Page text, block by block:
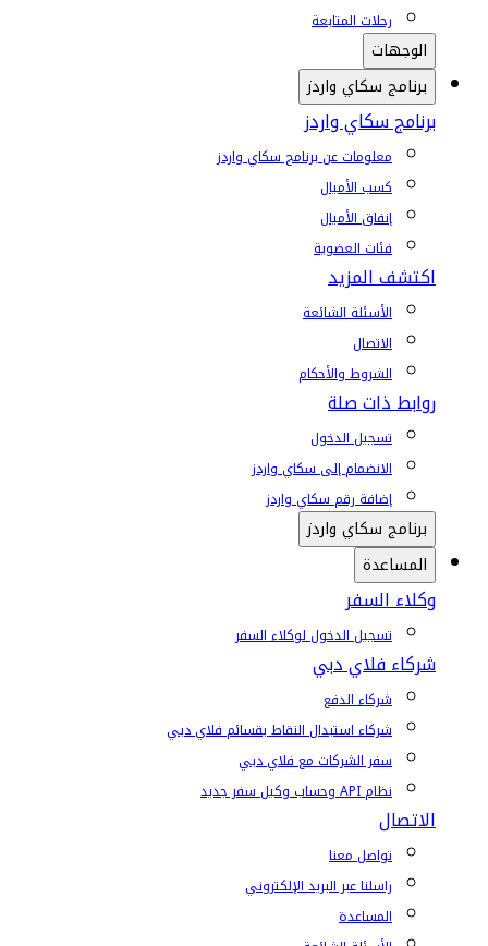
رحلات المتابعة
الوجهات
برنامج سكاي واردز
برنامج سكاي واردز
معلومات عن برنامج سكاي واردز
كسب الأميال
إنفاق الأميال
فئات العضوية
اكتشف المزيد
الأسئلة الشائعة
الاتصال
الشروط والأحكام
روابط ذات صلة
تسجيل الدخول
الانضمام إلى سكاي واردز
إضافة رقم سكاي واردز
برنامج سكاي واردز
المساعدة
وكلاء السفر
تسجيل الدخول لوكلاء السفر
شركاء فلاي دبي
شركاء الدفع
شركاء استبدال النقاط بقسائم فلاي دبي
سفر الشركات مع فلاي دبي
نظام API وحساب وكيل سفر جديد
الاتصال
تواصل معنا
راسلنا عبر البريد الإلكتروني
المساعدة